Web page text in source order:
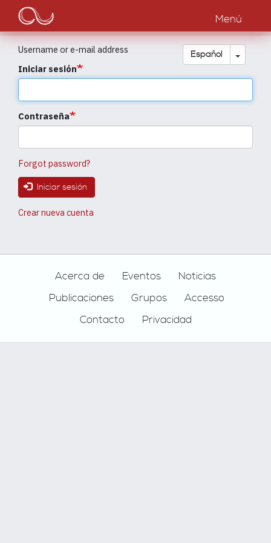
Pasar
contenido
principal
Main
navigation
Menú
Español Toggle
Username or e-mail address
Iniciar sesión
Contraseña
Forgot password?
Iniciar sesión
Crear nueva cuenta
Acerca de Eventos
Noticias
Publicaciones
Grupos
Accesso
Contacto
Privacidad